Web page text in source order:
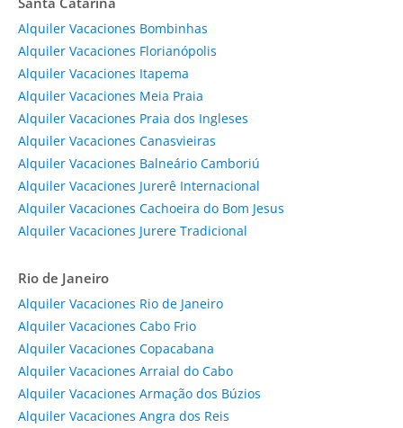
Alquiler Vacaciones Bombinhas
Alquiler Vacaciones Florianópolis
Alquiler Vacaciones Itapema
Alquiler Vacaciones Meia Praia
Alquiler Vacaciones Praia dos Ingleses
Alquiler Vacaciones Canasvieiras
Alquiler Vacaciones Balneário Camboriú
Alquiler Vacaciones Jurerê Internacional
Alquiler Vacaciones Cachoeira do Bom Jesus
Alquiler Vacaciones Jurere Tradicional
Rio de Janeiro
Alquiler Vacaciones Rio de Janeiro
Alquiler Vacaciones Cabo Frio
Alquiler Vacaciones Copacabana
Alquiler Vacaciones Arraial do Cabo
Alquiler Vacaciones Armação dos Búzios
Alquiler Vacaciones Angra dos Reis